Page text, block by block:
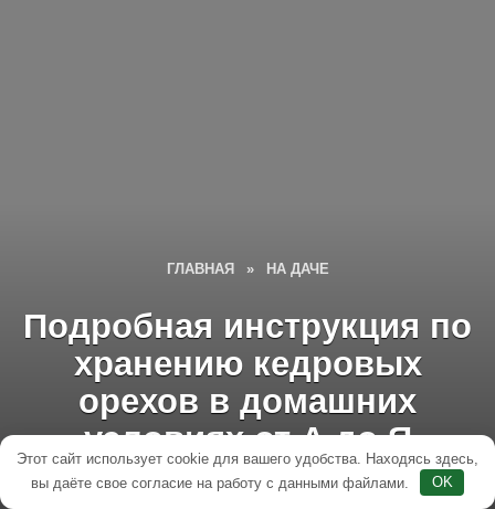
ГЛАВНАЯ » НА ДАЧЕ
Подробная инструкция по
хранению кедровых
орехов в домашних
условиях от А до Я
Этот сайт использует cookie для вашего удобства. Находясь здесь,
вы даёте свое согласие на работу с данными файлами.
OK